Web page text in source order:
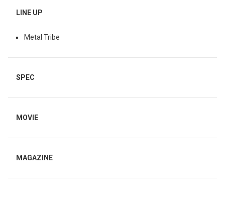
LINE UP
Metal Tribe
SPEC
MOVIE
MAGAZINE